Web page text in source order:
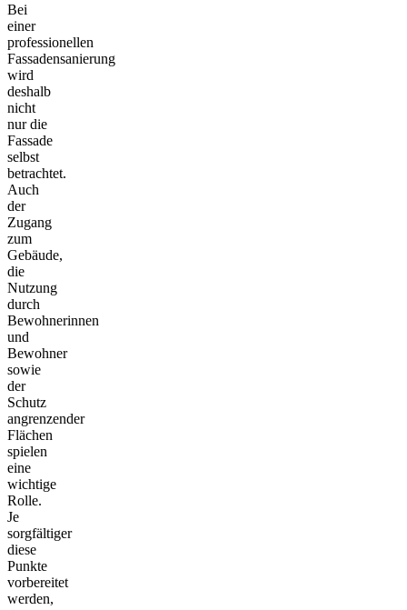
Bei
einer
professionellen
Fassadensanierung
wird
deshalb
nicht
nur die
Fassade
selbst
betrachtet.
Auch
der
Zugang
zum
Gebäude,
die
Nutzung
durch
Bewohnerinnen
und
Bewohner
sowie
der
Schutz
angrenzender
Flächen
spielen
eine
wichtige
Rolle.
Je
sorgfältiger
diese
Punkte
vorbereitet
werden,